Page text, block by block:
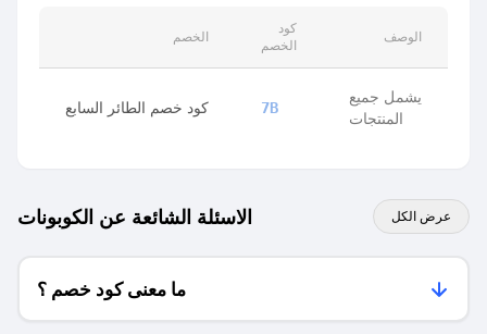
الخصم
كود
الخصم
الوصف
كود خصم الطائر السابع 7B
يشمل جميع
المنتجات
الاسئلة الشائعة عن الكوبونات عرض الكل
ما معنى كود خصم ؟